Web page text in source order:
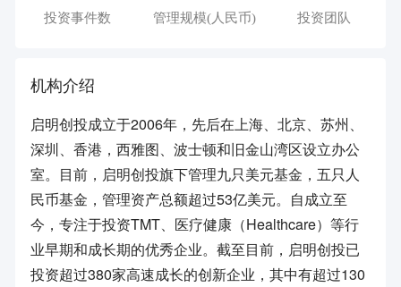
投资事件数 管理规模(人民币) 投资团队
机构介绍
启明创投成立于2006年，先后在上海、北京、苏州、
深圳、香港，西雅图、波士顿和旧金山湾区设立办公
室。目前，启明创投旗下管理九只美元基金，五只人
民币基金，管理资产总额超过53亿美元。自成立至
今，专注于投资TMT、医疗健康（Healthcare）等行
业早期和成长期的优秀企业。截至目前，启明创投已
投资超过380家高速成长的创新企业，其中有超过130